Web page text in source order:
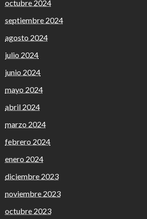
octubre 2024
septiembre 2024
agosto 2024
julio 2024
junio 2024
mayo 2024
abril 2024
marzo 2024
febrero 2024
enero 2024
diciembre 2023
noviembre 2023
octubre 2023